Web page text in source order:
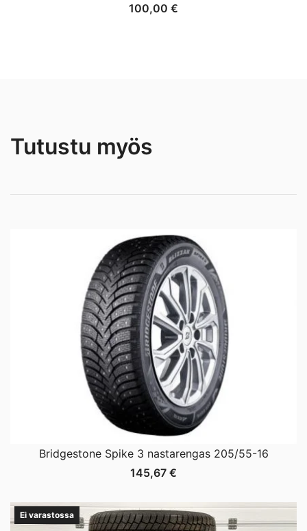
100,00 €
Tutustu myös
Bridgestone Spike 3 nastarengas 205/55-16
145,67 €
Ei varastossa